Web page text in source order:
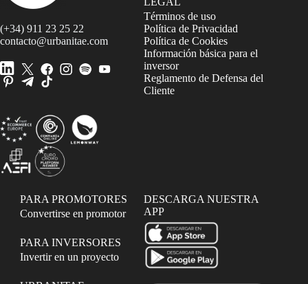
(+34) 911 23 25 22
contacto@urbanitae.com
Términos de uso
Política de Privacidad
Política de Cookies
Información básica para el
inversor
Reglamento de Defensa del
Cliente
PARA PROMOTORES
Convertirse en promotor
PARA INVERSORES
Invertir en un proyecto
DESCARGA NUESTRA
APP